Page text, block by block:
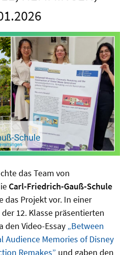
das Team von
Carl-Friedrich-Gauß-Schule
Projekt vor. In einer
12. Klasse präsentierten
den Video-Essay „Between
Audience Memories of Disney
Remakes” und gaben den